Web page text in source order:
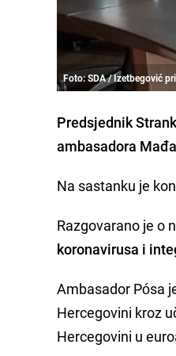
Foto: SDA / Izetbegović
Predsjednik
ambasadora
Na sastanku je
Razgovarano je o
koronavirusa i
Ambasador Pósa
Hercegovini kroz
Hercegovini u